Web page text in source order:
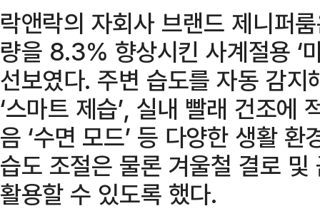
락앤락의 자회사 브랜드 제니퍼
량을 8.3% 향상시킨 사계절용 ‘
선보였다. 주변 습도를 자동 감
‘스마트 제습’, 실내 빨래 건조에
음 ‘수면 모드’ 등 다양한 생활
습도 조절은 물론 겨울철 결로
활용할 수 있도록 했다.